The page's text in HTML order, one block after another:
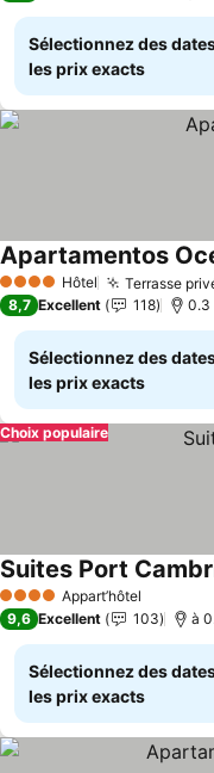
Sélectionnez des
les prix exacts
4 Étoiles Hôtel Terrasse
Apartamentos
8,7 Excellent 118 0.3
Sélectionnez des
les prix exacts
Choix populaire
4 Étoiles Appart’hôtel
Suites Port
9,6 Excellent 103 à
Sélectionnez des
les prix exacts